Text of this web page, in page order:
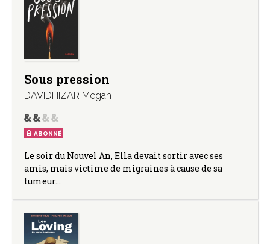
Sous pression
DAVIDHIZAR Megan
ABONNÉ
Le soir du Nouvel An, Ella devait sortir avec ses
amis, mais victime de migraines à cause de sa
tumeur…